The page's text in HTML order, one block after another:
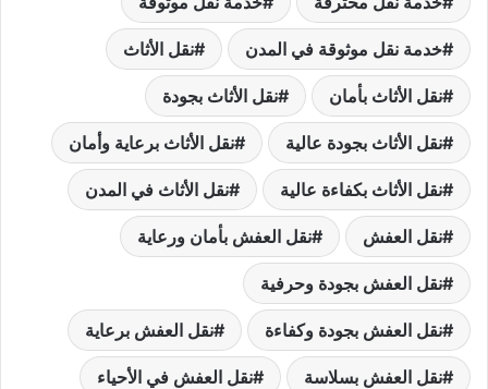
خدمة نقل موثوقة في المدن نقل الأثاث
نقل الأثاث بأمان نقل الأثاث بجودة
نقل الأثاث بجودة عالية نقل الأثاث برعاية وأمان
نقل الأثاث بكفاءة عالية نقل الأثاث في المدن
نقل العفش نقل العفش بأمان ورعاية
نقل العفش بجودة وحرفية
نقل العفش بجودة وكفاءة نقل العفش برعاية
نقل العفش بسلاسة نقل العفش في الأحياء